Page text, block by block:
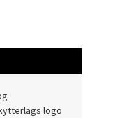
logo